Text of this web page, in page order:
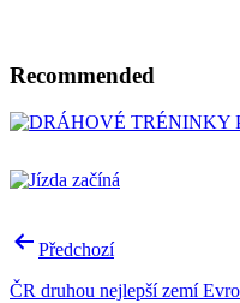
Recommended
Post
navigation
Předchozí
ČR druhou nejlepší zemí